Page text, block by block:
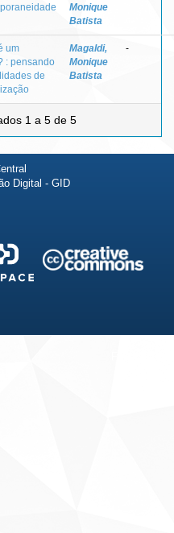
Monique
Batista
um
: pensando
de
Magaldi,
Monique
Batista
-
1 a 5 de 5
Digital - GID